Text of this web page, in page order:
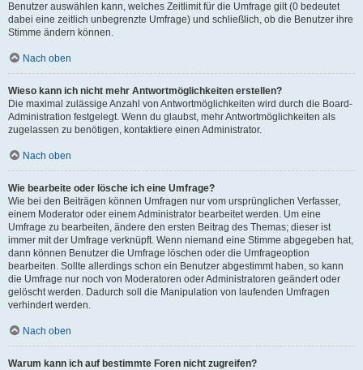
Benutzer auswählen kann, welches Zeitlimit für die Umfrage gilt (0 bedeutet
dabei eine zeitlich unbegrenzte Umfrage) und schließlich, ob die Benutzer ihre
Stimme ändern können.
Nach oben
Wieso kann ich nicht mehr Antwortmöglichkeiten erstellen?
Die maximal zulässige Anzahl von Antwortmöglichkeiten wird durch die Board-
Administration festgelegt. Wenn du glaubst, mehr Antwortmöglichkeiten als
zugelassen zu benötigen, kontaktiere einen Administrator.
Nach oben
Wie bearbeite oder lösche ich eine Umfrage?
Wie bei den Beiträgen können Umfragen nur vom ursprünglichen Verfasser,
einem Moderator oder einem Administrator bearbeitet werden. Um eine
Umfrage zu bearbeiten, ändere den ersten Beitrag des Themas; dieser ist
immer mit der Umfrage verknüpft. Wenn niemand eine Stimme abgegeben hat,
dann können Benutzer die Umfrage löschen oder die Umfrageoption
bearbeiten. Sollte allerdings schon ein Benutzer abgestimmt haben, so kann
die Umfrage nur noch von Moderatoren oder Administratoren geändert oder
gelöscht werden. Dadurch soll die Manipulation von laufenden Umfragen
verhindert werden.
Nach oben
Warum kann ich auf bestimmte Foren nicht zugreifen?